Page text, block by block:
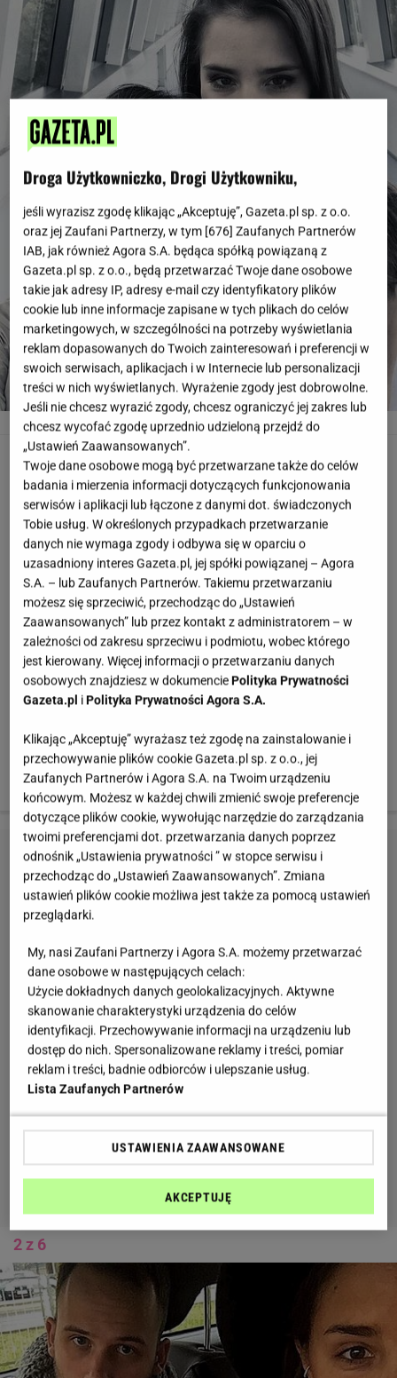
Ania Korcz to córka znanej aktorkiwww.instagram.com/aniakorcz
Ania Korcz to córka znanej aktorki
W sieci zrobiło się o niej głośno po tym, jak na swój
profil na Instagramie wrzuciła kuszące zdjęcie w
skąpym bikini. Prześledziliśmy jej profil i
dowiedzieliśmy się kilku ciekawych rzeczy.
2 z 6
Droga Użytkowniczko, Drogi Użytkowniku,
jeśli wyrazisz zgodę klikając „Akceptuję”, Gazeta.pl sp. z o.o.
oraz jej Zaufani Partnerzy, w tym [676] Zaufanych Partnerów
IAB, jak również Agora S.A. będąca spółką powiązaną z
Gazeta.pl sp. z o.o., będą przetwarzać Twoje dane osobowe
takie jak adresy IP, adresy e-mail czy identyfikatory plików
cookie lub inne informacje zapisane w tych plikach do celów
marketingowych, w szczególności na potrzeby wyświetlania
reklam dopasowanych do Twoich zainteresowań i preferencji w
swoich serwisach, aplikacjach i w Internecie lub personalizacji
treści w nich wyświetlanych. Wyrażenie zgody jest dobrowolne.
Jeśli nie chcesz wyrazić zgody, chcesz ograniczyć jej zakres lub
chcesz wycofać zgodę uprzednio udzieloną przejdź do
„Ustawień Zaawansowanych”.
Twoje dane osobowe mogą być przetwarzane także do celów
badania i mierzenia informacji dotyczących funkcjonowania
serwisów i aplikacji lub łączone z danymi dot. świadczonych
Tobie usług. W określonych przypadkach przetwarzanie
danych nie wymaga zgody i odbywa się w oparciu o
uzasadniony interes Gazeta.pl, jej spółki powiązanej – Agora
S.A. – lub Zaufanych Partnerów. Takiemu przetwarzaniu
możesz się sprzeciwić, przechodząc do „Ustawień
Zaawansowanych” lub przez kontakt z administratorem – w
zależności od zakresu sprzeciwu i podmiotu, wobec którego
jest kierowany. Więcej informacji o przetwarzaniu danych
osobowych znajdziesz w dokumencie Polityka Prywatności
Gazeta.pl i Polityka Prywatności Agora S.A.
Klikając „Akceptuję” wyrażasz też zgodę na zainstalowanie i
przechowywanie plików cookie Gazeta.pl sp. z o.o., jej
Zaufanych Partnerów i Agora S.A. na Twoim urządzeniu
końcowym. Możesz w każdej chwili zmienić swoje preferencje
dotyczące plików cookie, wywołując narzędzie do zarządzania
twoimi preferencjami dot. przetwarzania danych poprzez
odnośnik „Ustawienia prywatności ” w stopce serwisu i
przechodząc do „Ustawień Zaawansowanych”. Zmiana
ustawień plików cookie możliwa jest także za pomocą ustawień
przeglądarki.
My, nasi Zaufani Partnerzy i Agora S.A. możemy przetwarzać
dane osobowe w następujących celach:
Użycie dokładnych danych geolokalizacyjnych. Aktywne
skanowanie charakterystyki urządzenia do celów
identyfikacji. Przechowywanie informacji na urządzeniu lub
dostęp do nich. Spersonalizowane reklamy i treści, pomiar
reklam i treści, badnie odbiorców i ulepszanie usług.
Lista Zaufanych Partnerów
USTAWIENIA ZAAWANSOWANE
AKCEPTUJĘ